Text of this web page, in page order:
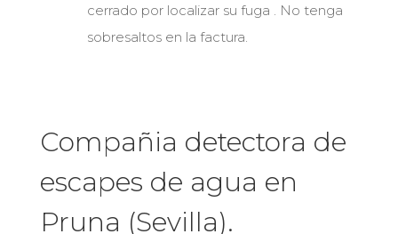
cerrado por localizar su fuga . No tenga
sobresaltos en la factura.
Compañia detectora de
escapes de agua en
Pruna (Sevilla).